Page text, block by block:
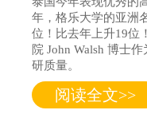
年，格乐大学的亚洲
位！比去年上升19位
院 John Walsh 博士
研质量。
阅读全文>>